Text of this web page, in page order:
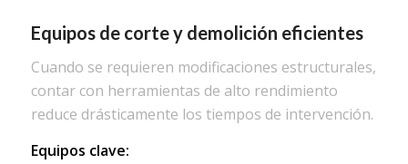
Equipos de corte y demolición eficientes
Cuando se requieren modificaciones estructurales,
contar con herramientas de alto rendimiento
reduce drásticamente los tiempos de intervención.
Equipos clave: